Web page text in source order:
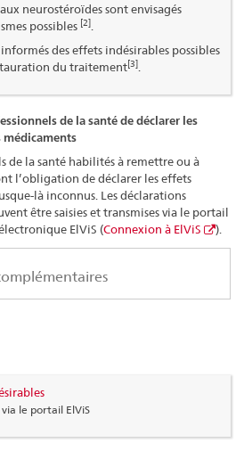
neurostéroïdes sont envisagés
possibles [2]
des effets indésirables possibles
du traitement[3]
de la santé de déclarer les
médicaments
de la santé habilités à remettre ou à
l’obligation de déclarer les effets
là inconnus. Les déclarations
être saisies et transmises via le portail
ElViS (Connexion à ElViS ).
le portail ElViS